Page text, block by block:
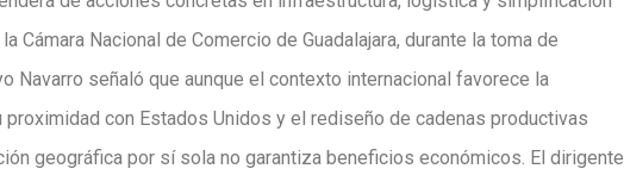
Cámara Nacional de Comercio de Guadalajara, durante la toma de
Navarro señaló que aunque el contexto internacional favorece la
con Estados Unidos y el rediseño de cadenas productivas
geográfica por sí sola no garantiza beneficios económicos. El dirigente